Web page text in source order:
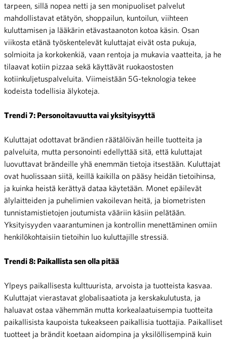
tarpeen, sillä nopea netti ja sen monipuoliset palvelut
mahdollistavat etätyön, shoppailun, kuntoilun, viihteen
kuluttamisen ja lääkärin etävastaanoton kotoa käsin. Osan
viikosta etänä työskentelevät kuluttajat eivät osta pukuja,
solmioita ja korkokenkiä, vaan rentoja ja mukavia vaatteita, ja he
tilaavat kotiin pizzaa sekä käyttävät ruokaostosten
kotiinkuljetuspalveluita. Viimeistään 5G-teknologia tekee
kodeista todellisia älykoteja.
Trendi 7: Personoitavuutta vai yksityisyyttä
Kuluttajat odottavat brändien räätälöivän heille tuotteita ja
palveluita, mutta personointi edellyttää sitä, että kuluttajat
luovuttavat brändeille yhä enemmän tietoja itsestään. Kuluttajat
ovat huolissaan siitä, keillä kaikilla on pääsy heidän tietoihinsa,
ja kuinka heistä kerättyä dataa käytetään. Monet epäilevät
älylaitteiden ja puhelimien vakoilevan heitä, ja biometristen
tunnistamistietojen joutumista vääriin käsiin pelätään.
Yksityisyyden vaarantuminen ja kontrollin menettäminen omiin
henkilökohtaisiin tietoihin luo kuluttajille stressiä.
Trendi 8: Paikallista sen olla pitää
Ylpeys paikallisesta kulttuurista, arvoista ja tuotteista kasvaa.
Kuluttajat vierastavat globalisaatiota ja kerskakulutusta, ja
haluavat ostaa vähemmän mutta korkealaatuisempia tuotteita
paikallisista kaupoista tukeakseen paikallisia tuottajia. Paikalliset
tuotteet ja brändit koetaan aidompina ja yksilöllisempinä kuin